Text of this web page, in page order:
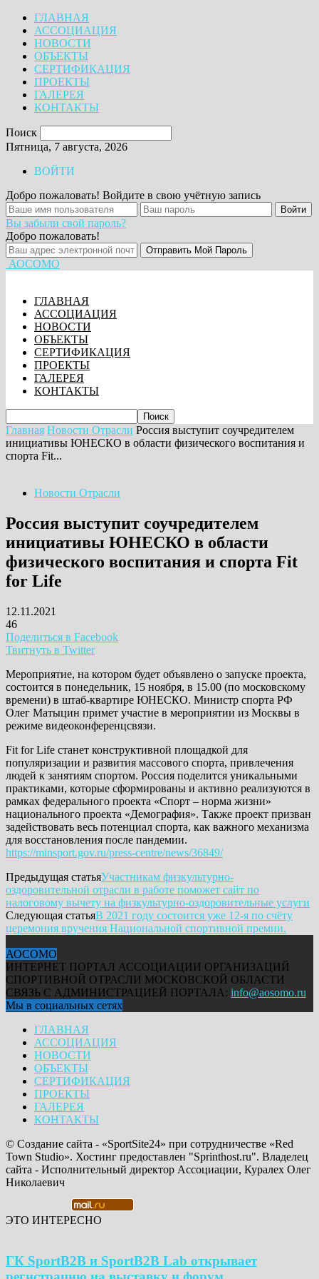
ГЛАВНАЯ
АССОЦИАЦИЯ
НОВОСТИ
ОБЪЕКТЫ
СЕРТИФИКАЦИЯ
ПРОЕКТЫ
ГАЛЕРЕЯ
КОНТАКТЫ
Поиск
Пятница, 7 августа, 2026
ВОЙТИ
Добро пожаловать! Войдите в свою учётную запись
Вы забыли свой пароль?
Добро пожаловать!
АОСОМО
ГЛАВНАЯ
АССОЦИАЦИЯ
НОВОСТИ
ОБЪЕКТЫ
СЕРТИФИКАЦИЯ
ПРОЕКТЫ
ГАЛЕРЕЯ
КОНТАКТЫ
Главная Новости Отрасли Россия выступит соучредителем
инициативы ЮНЕСКО в области физического воспитания и
спорта Fit...
Новости Отрасли
Россия выступит соучредителем
инициативы ЮНЕСКО в области
физического воспитания и спорта Fit
for Life
12.11.2021
46
Поделиться в Facebook
Твитнуть в Twitter
Мероприятие, на котором будет объявлено о запуске проекта,
состоится в понедельник, 15 ноября, в 15.00 (по московскому
времени) в штаб-квартире ЮНЕСКО. Министр спорта РФ
Олег Матыцин примет участие в мероприятии из Москвы в
режиме видеоконференцсвязи.
Fit for Life станет конструктивной площадкой для
популяризации и развития массового спорта, привлечения
людей к занятиям спортом. Россия поделится уникальными
практиками, которые сформированы и активно реализуются в
рамках федерального проекта «Спорт – норма жизни»
национального проекта «Демография». Также проект призван
задействовать весь потенциал спорта, как важного механизма
для восстановления после пандемии.
https://minsport.gov.ru/press-centre/news/36849/
Предыдущая статьяУчастникам физкультурно-
оздоровительной отрасли в работе поможет сайт по
налоговому вычету на физкультурно-оздоровительные услуги
Следующая статьяВ 2021 году состоится уже 12-я по счёту
церемония вручения Национальной спортивной премии.
АОСОМО
ИНТЕРНЕТ ПОРТАЛ АССОЦИАЦИИ ОРГАНИЗАЦИЙ
СПОРТИВНОЙ ОТРАСЛИ МОСКОВСКОЙ ОБЛАСТИ
СВЯЗЬ С АДМИНИСТРАЦИЕЙ ПОРТАЛА: info@aosomo.ru
Мы в социальных сетях
ГЛАВНАЯ
АССОЦИАЦИЯ
НОВОСТИ
ОБЪЕКТЫ
СЕРТИФИКАЦИЯ
ПРОЕКТЫ
ГАЛЕРЕЯ
КОНТАКТЫ
© Создание сайта - «SportSite24» при сотрудничестве «Red
Town Studio». Хостинг предоставлен "Sprinthost.ru". Владелец
сайта - Исполнительный директор Ассоциации, Куралех Олег
Николаевич
ЭТО ИНТЕРЕСНО
ГК SportB2B и SportB2B Lab открывает